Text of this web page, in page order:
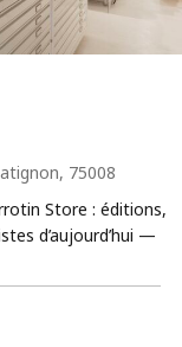
75008
Store : éditions,
d’aujourd’hui —